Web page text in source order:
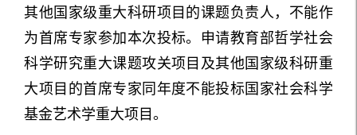
其他国家级重大科研项目的课题负责人，不能作
为首席专家参加本次投标。申请教育部哲学社会
科学研究重大课题攻关项目及其他国家级科研重
大项目的首席专家同年度不能投标国家社会科学
基金艺术学重大项目。